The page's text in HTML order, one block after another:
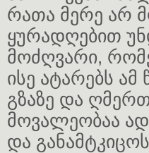
რათა მერე არ
ყურადღებით
მოძღვარი,
ისე ატარებს
გზაზე და
მოვალეობაა
და